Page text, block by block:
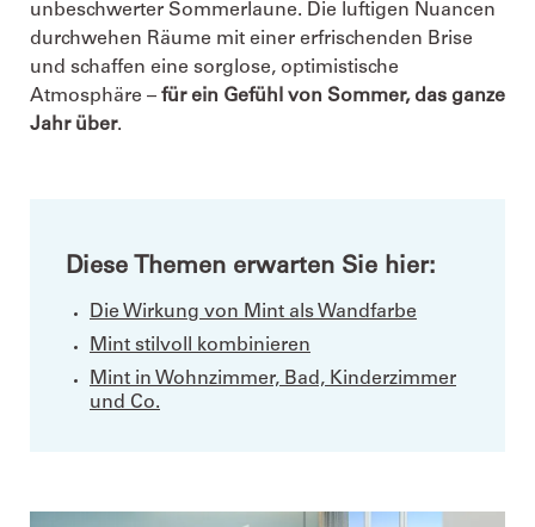
unbeschwerter Sommerlaune. Die luftigen Nuancen
durchwehen Räume mit einer erfrischenden Brise
und schaffen eine sorglose, optimistische
Atmosphäre – für ein Gefühl von Sommer, das ganze
Jahr über.
Diese Themen erwarten Sie hier:
Die Wirkung von Mint als Wandfarbe
Mint stilvoll kombinieren
Mint in Wohnzimmer, Bad, Kinderzimmer
und Co.